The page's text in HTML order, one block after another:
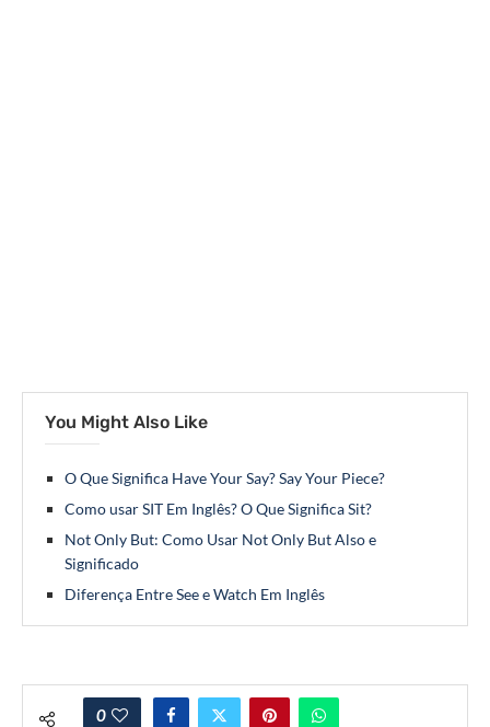
You Might Also Like
O Que Significa Have Your Say? Say Your Piece?
Como usar SIT Em Inglês? O Que Significa Sit?
Not Only But: Como Usar Not Only But Also e
Significado
Diferença Entre See e Watch Em Inglês
0